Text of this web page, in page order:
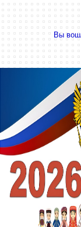
Вы